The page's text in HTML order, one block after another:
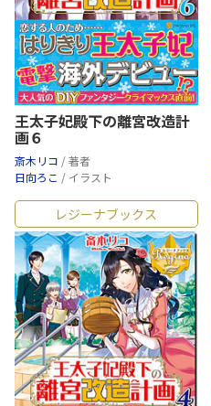
王太子妃殿下の離宮改造計
画６
斎木リコ / 著者
日向ろこ / イラスト
レジーナブックス